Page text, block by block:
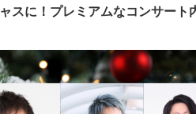
スに！プレミアムなコンサート